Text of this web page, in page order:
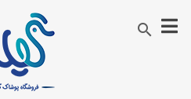
search